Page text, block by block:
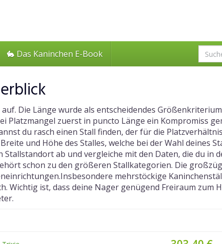
🐇 Das Kaninchen E-Book
auf. Die Länge wurde als entscheidendes
Platzmangel zuerst in puncto Länge ein Kompromiss
du rasch einen Stall finden, der für die
und Höhe des Stalles, welche bei der Wahl deines
ab und vergleiche mit den Daten, die du in
schon zu den größeren Stallkategorien. Die
mehrstöckige
Wichtig ist, dass deine Nager genügend Freiraum zum